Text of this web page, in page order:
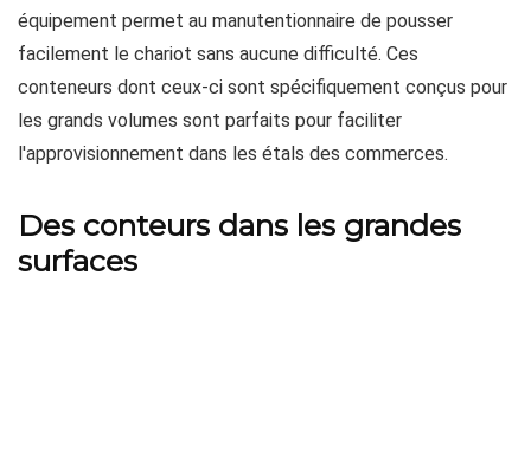
équipement permet au manutentionnaire de pousser
facilement le chariot sans aucune difficulté. Ces
conteneurs dont ceux-ci sont spécifiquement conçus pour
les grands volumes sont parfaits pour faciliter
l'approvisionnement dans les étals des commerces.
Des conteurs dans les grandes
surfaces